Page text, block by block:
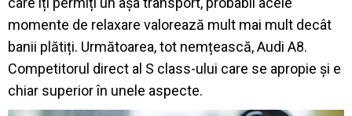
momente de relaxare valorează mult mai mult decât
banii plătiți. Următoarea, tot nemțească, Audi A8.
Competitorul direct al S class-ului care se apropie și e
chiar superior în unele aspecte.